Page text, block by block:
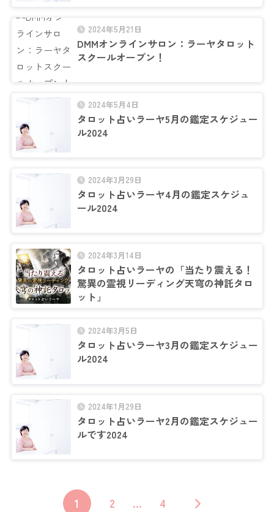
2024年5月21日
DMMオンラインサロン：ラーヤタロット
スクールオープン！
2024年5月4日
タロット占いラーヤ5月の鑑定スケジュー
ル2024
2024年3月29日
タロット占いラーヤ4月の鑑定スケジュ
ール2024
2024年3月14日
タロット占いラーヤの「当たり震える！
驚異の霊視リーディング天穹の神託タロ
ット」
2024年3月5日
タロット占いラーヤ3月の鑑定スケジュー
ル2024
2024年1月29日
タロット占いラーヤ2月の鑑定スケジュー
ルです2024
1 2 … 4